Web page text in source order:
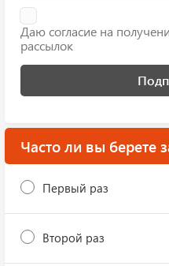
Даю согласие на
рассылок
Часто ли вы берете
Первый раз
Второй раз